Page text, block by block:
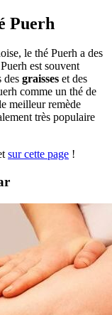
Puerh
le thé Puerh a des
est souvent
des graisses et des
comme un thé de
meilleur remède
très populaire
sur cette page !